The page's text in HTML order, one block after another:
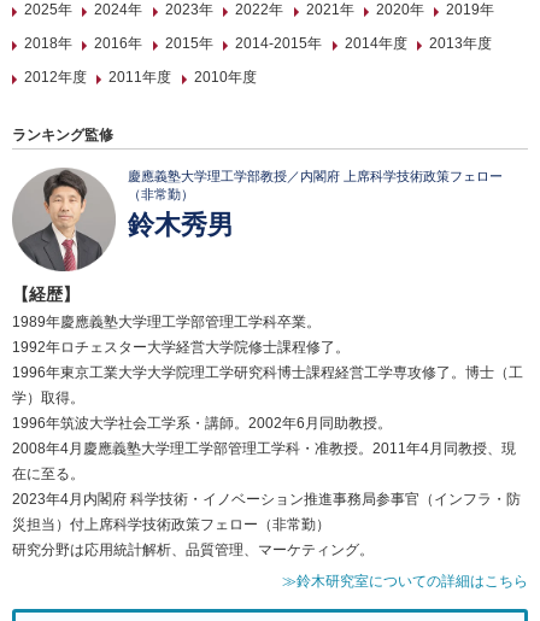
2025年
2024年 2023年 2022年 2021年 2020年
2019年
2018年
2016年 2015年 2014-2015年 2014年度
2013年度
2012年度
2011年度 2010年度
ランキング監修
慶應義塾大学理工学部教授／内閣府 上席科学技術政策フェロー
（非常勤）
鈴木秀男
【経歴】
1989年慶應義塾大学理工学部管理工学科卒業。
1992年ロチェスター大学経営大学院修士課程修了。
1996年東京工業大学大学院理工学研究科博士課程経営工学専攻修了。博士（工
学）取得。
1996年筑波大学社会工学系・講師。2002年6月同助教授。
2008年4月慶應義塾大学理工学部管理工学科・准教授。2011年4月同教授、現
在に至る。
2023年4月内閣府 科学技術・イノベーション推進事務局参事官（インフラ・防
災担当）付上席科学技術政策フェロー（非常勤）
研究分野は応用統計解析、品質管理、マーケティング。
≫鈴木研究室についての詳細はこちら